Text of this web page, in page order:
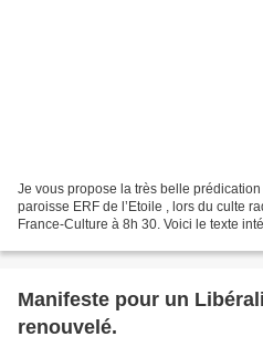
Je vous propose la très belle
paroisse ERF de l’Etoile , lors du culte
France-Culture à 8h 30. Voici le texte
Manifeste pour un
renouvelé.